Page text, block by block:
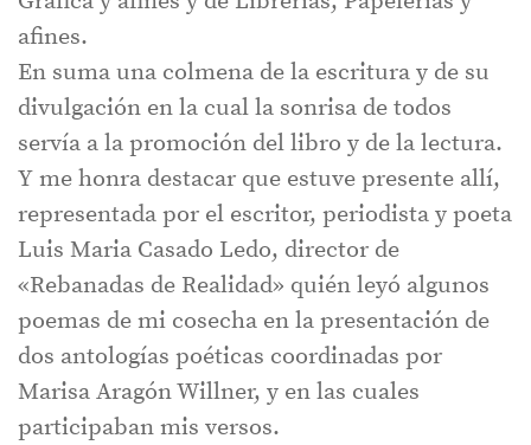
afines.
En suma una colmena de la escritura y de su
divulgación en la cual la sonrisa de todos
servía a la promoción del libro y de la lectura.
Y me honra destacar que estuve presente allí,
representada por el escritor, periodista y poeta
Luis Maria Casado Ledo, director de
«Rebanadas de Realidad» quién leyó algunos
poemas de mi cosecha en la presentación de
dos antologías poéticas coordinadas por
Marisa Aragón Willner, y en las cuales
participaban mis versos.